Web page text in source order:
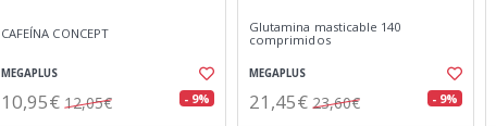
CAFEÍNA CONCEPT
MEGAPLUS
10,95€ 12,05€ - 9%
Glutamina masticable 140
comprimidos
MEGAPLUS
21,45€ 23,60€ - 9%